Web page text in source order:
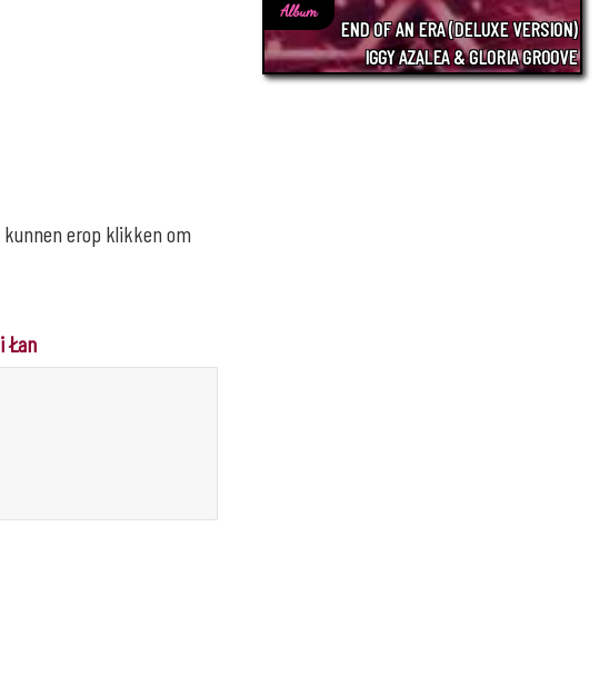
erop klikken om
Łan
Album
END OF AN ERA (DELUXE VERSION)
IGGY AZALEA & GLORIA GROOVE